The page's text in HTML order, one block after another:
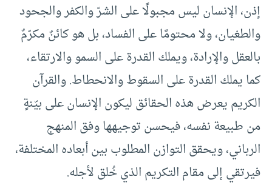
إذن، الإنسان ليس مجبولًا على الشرّ والكفر والجحود
والطغيان، ولا محتومًا على الفساد، بل هو كائنٌ مكرّمٌ
بالعقل والإرادة، ويملك القدرة على السمو والارتقاء،
كما يملك القدرة على السقوط والانحطاط. والقرآن
الكريم يعرض هذه الحقائق ليكون الإنسان على بيّنةٍ
من طبيعة نفسه، فيحسن توجيهها وفق المنهج
الرباني، ويحقق التوازن المطلوب بين أبعاده المختلفة،
فيرتقي إلى مقام التكريم الذي خُلق لأجله.